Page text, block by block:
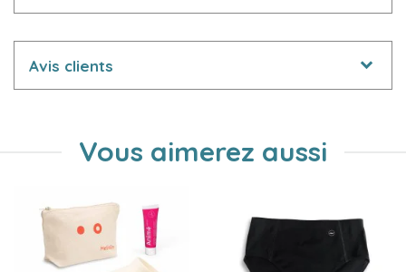
Avis clients
Vous aimerez aussi